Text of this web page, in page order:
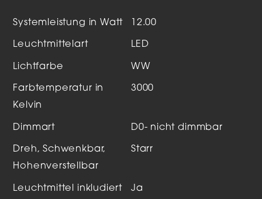
Systemleistung in Watt 12.00
Leuchtmittelart LED
Lichtfarbe WW
Farbtemperatur in
Kelvin
3000
Dimmart D0- nicht dimmbar
Dreh, Schwenkbar,
Hohenverstellbar
Starr
Leuchtmittel inkludiert Ja